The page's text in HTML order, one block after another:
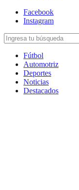
Facebook
Instagram
Fútbol
Automotriz
Deportes
Noticias
Destacados